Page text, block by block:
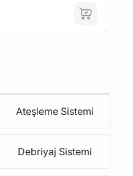
Ateşleme Sistemi
Debriyaj Sistemi